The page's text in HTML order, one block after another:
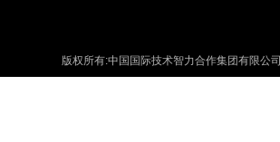
版权所有:中国国际技术智力合作集团有限公司